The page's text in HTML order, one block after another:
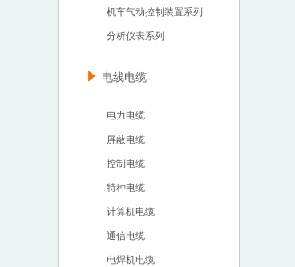
机车气动控制装置系列
分析仪表系列
电线电缆
电力电缆
屏蔽电缆
控制电缆
特种电缆
计算机电缆
通信电缆
电焊机电缆